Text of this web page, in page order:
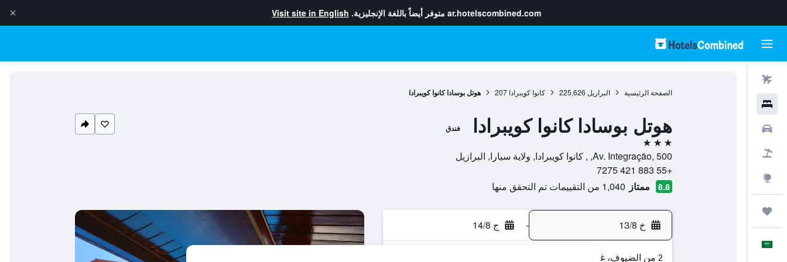
ar.hotelscombined.com متوفر أيضاً باللغة الإنجليزية. Visit site in English
الصفحة الرئيسية البرازيل 225,626 كانوا كويبرادا 207 هوتل بوسادا كانوا كويبرادا
هوتل بوسادا كانوا كويبرادا فندق
3 نجوم
Av. Integração, 500, , كانوا كويبرادا, ولاية سيارا, البرازيل
+55 883 421 7275
8.8 ممتاز 1,040 من التقييمات تم التحقق منها
خ 13/8 - ج 14/8
2 من الضيوف، غرفة واحدة